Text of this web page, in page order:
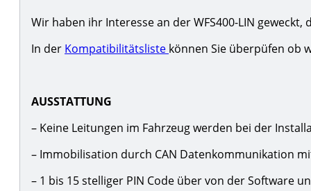
Wir haben ihr Interesse an der WFS400-LIN
In der Kompatibilitätsliste können Sie überpüfen ob
AUSSTATTUNG
– Keine Leitungen im Fahrzeug werden bei der
– Immobilisation durch CAN Datenkommunikation
– 1 bis 15 stelliger PIN Code über von der Software